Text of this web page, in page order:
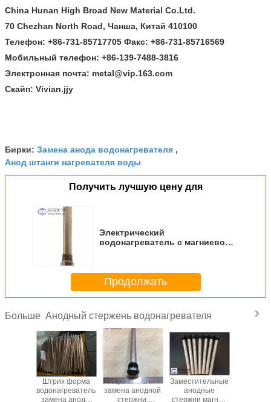
China Hunan High Broad New Material Co.Ltd.
70 Chezhan North Road, Чанша, Китай 410100
Телефон: +86-731-85717705 Факс: +86-731-85716569
Мобильный телефон: +86-139-7488-3816
Электронная почта: metal@vip.163.com
Скайп: Vivian.jjy
Бирки: Замена анода водонагревателя ,
Анод штанги нагревателя воды
Получить лучшую цену для
Электрический
водонагреватель с магниевой
Продолжать
Больше Анодный стержень водонагревателя
Штрих форма
водонагреватель
замена анода,
Промывка и
замена анодной
стержни,
Заместительные
анодные
стержни магния